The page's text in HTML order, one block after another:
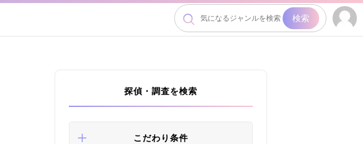
検索
探偵・調査を検索
こだわり条件